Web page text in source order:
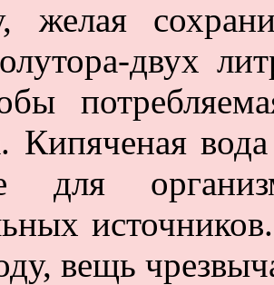
желая
двух
Кипяченая
для
вещь